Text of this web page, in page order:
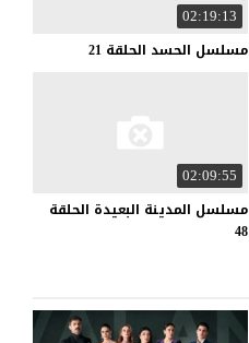
02:19:13
مسلسل الحسد الحلقة 21
02:09:55
مسلسل المدينة البعيدة الحلقة
48